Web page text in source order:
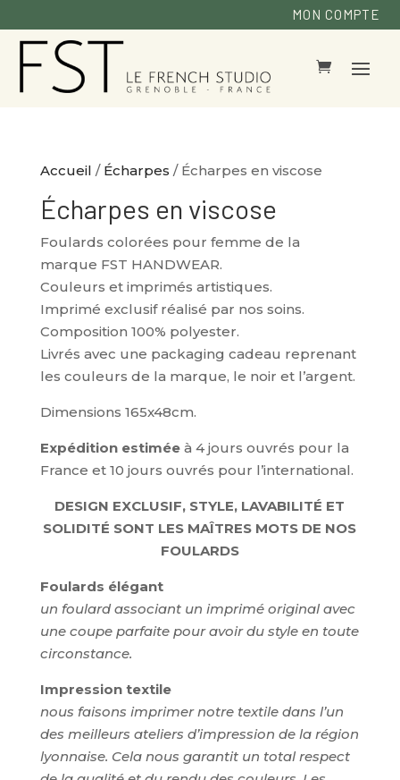
MON COMPTE
Accueil / Écharpes / Écharpes en viscose
Écharpes en viscose
Foulards colorées pour femme de la
marque FST HANDWEAR.
Couleurs et imprimés artistiques.
Imprimé exclusif réalisé par nos soins.
Composition 100% polyester.
Livrés avec une packaging cadeau reprenant
les couleurs de la marque, le noir et l’argent.
Dimensions 165x48cm.
Expédition estiméeà 4 jours ouvrés pour la
France et 10 jours ouvrés pour l’international.
DESIGN EXCLUSIF, STYLE, LAVABILITÉ ET
SOLIDITÉ SONT LES MAÎTRES MOTS DE NOS
FOULARDS
Foulards élégant
un foulard associant un imprimé original avec
une coupe parfaite pour avoir du style en toute
circonstance.
Impression textile
nous faisons imprimer notre textile dans l’un
des meilleurs ateliers d’impression de la région
lyonnaise. Cela nous garantit un total respect